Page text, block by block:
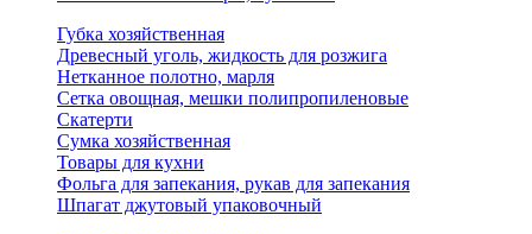
Губка хозяйственная
Древесный уголь, жидкость для розжига
Нетканное полотно, марля
Сетка овощная, мешки полипропиленовые
Скатерти
Сумка хозяйственная
Товары для кухни
Фольга для запекания, рукав для запекания
Шпагат джутовый упаковочный